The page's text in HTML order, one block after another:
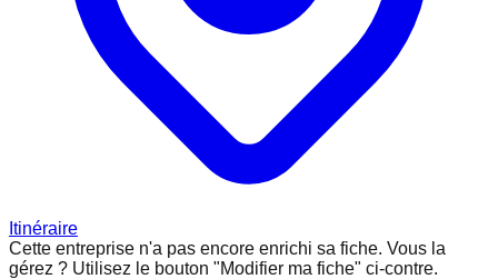
Itinéraire
Cette entreprise n'a pas encore enrichi sa fiche. Vous la
gérez ? Utilisez le bouton "Modifier ma fiche" ci-contre.